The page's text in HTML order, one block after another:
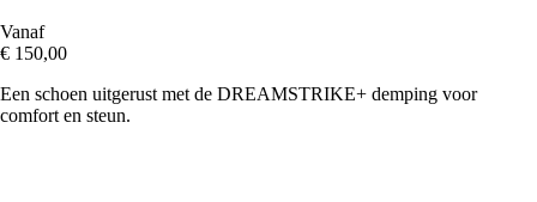
Vanaf
€ 150,00
Een schoen uitgerust met de DREAMSTRIKE+ demping voor
comfort en steun.